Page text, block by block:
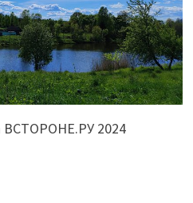
ВСТОРОНЕ.РУ 2024